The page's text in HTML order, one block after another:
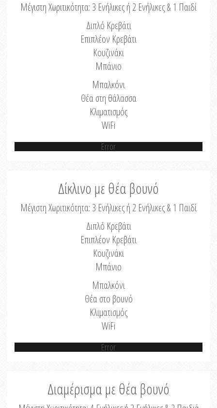
Μέγιστη Χωριτικότητα: 3 Ενήλικες ή 2 Ενήλικες & 1 Παιδί
Διπλό Κρεβάτι
Επιπλέον Κρεβάτι
Κουζινάκι
Μπάνιο
Μπαλκόνι
Θέα στη θάλασσα
Κλιματισμός
WiFi
Error
Δίκλινο με θέα βουνό
Μέγιστη Χωριτικότητα: 3 Ενήλικες ή 2 Ενήλικες & 1 Παιδί
Διπλό Κρεβάτι
Επιπλέον Κρεβάτι
Κουζινάκι
Μπάνιο
Μπαλκόνι
Θέα στο βουνό
Κλιματισμός
WiFi
Error
Διαμέρισμα με θέα βουνό